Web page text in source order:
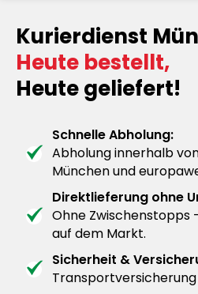
Kurierdienst
Heute bestellt,
Heute geliefert!
Schnelle Abholung:
Abholung innerhalb
München und
Direktlieferung ohne
Ohne Zwischenstopps
auf dem Markt.
Sicherheit &
Transportversicherung